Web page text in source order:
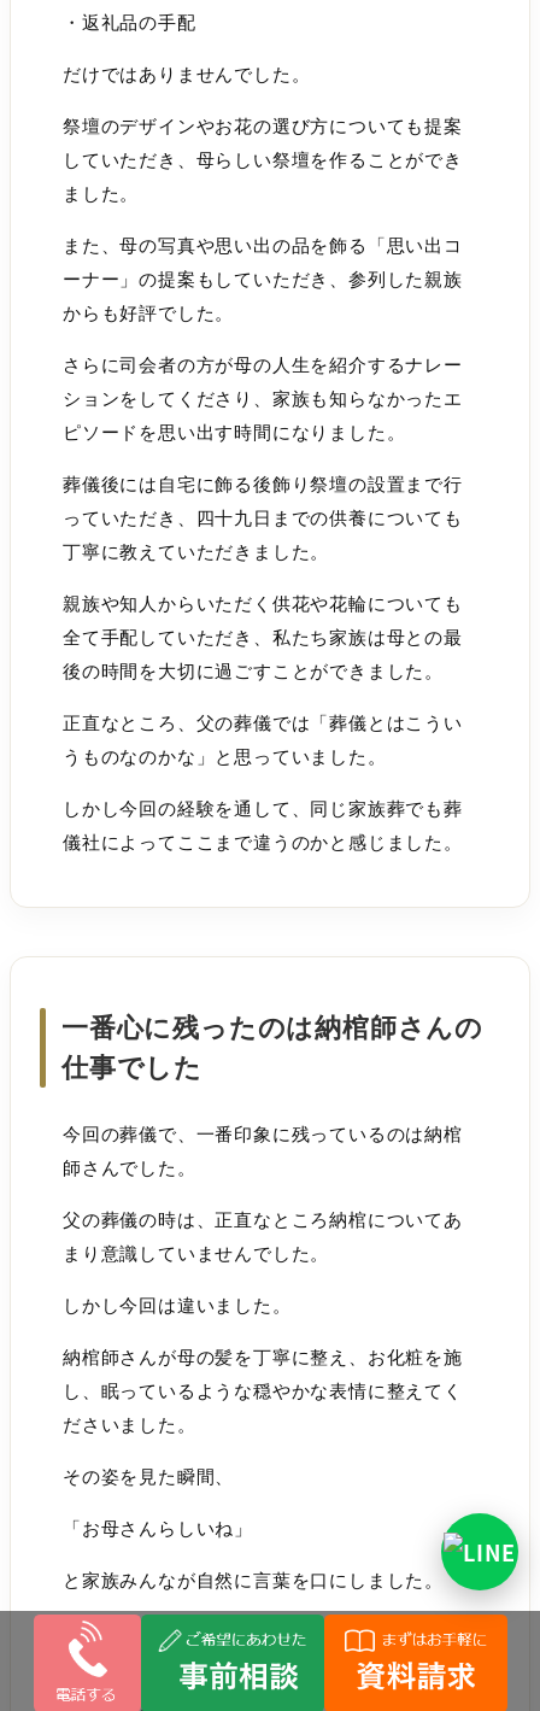
・返礼品の手配
だけではありませんでした。
祭壇のデザインやお花の選び方についても提案
していただき、母らしい祭壇を作ることができ
ました。
また、母の写真や思い出の品を飾る「思い出コ
ーナー」の提案もしていただき、参列した親族
からも好評でした。
さらに司会者の方が母の人生を紹介するナレー
ションをしてくださり、家族も知らなかったエ
ピソードを思い出す時間になりました。
葬儀後には自宅に飾る後飾り祭壇の設置まで行
っていただき、四十九日までの供養についても
丁寧に教えていただきました。
親族や知人からいただく供花や花輪についても
全て手配していただき、私たち家族は母との最
後の時間を大切に過ごすことができました。
正直なところ、父の葬儀では「葬儀とはこうい
うものなのかな」と思っていました。
しかし今回の経験を通して、同じ家族葬でも葬
儀社によってここまで違うのかと感じました。
一番心に残ったのは納棺師さんの
仕事でした
今回の葬儀で、一番印象に残っているのは納棺
師さんでした。
父の葬儀の時は、正直なところ納棺についてあ
まり意識していませんでした。
しかし今回は違いました。
納棺師さんが母の髪を丁寧に整え、お化粧を施
し、眠っているような穏やかな表情に整えてく
ださいました。
その姿を見た瞬間、
「お母さんらしいね」
と家族みんなが自然に言葉を口にしました。
亡くなった直後の姿は、どうしても病気や年齢
による変化が残っています。